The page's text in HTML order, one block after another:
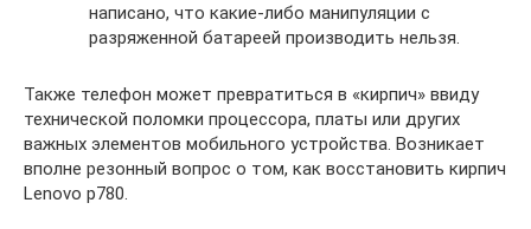
написано, что какие-либо манипуляции с
разряженной батареей производить нельзя.
Также телефон может превратиться в «кирпич» ввиду
технической поломки процессора, платы или других
важных элементов мобильного устройства. Возникает
вполне резонный вопрос о том, как восстановить кирпич
Lenovo p780.